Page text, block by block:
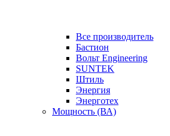
Все производитель
Бастион
Вольт Engineering
SUNTEK
Штиль
Энергия
Энерготех
Мощность (ВА)